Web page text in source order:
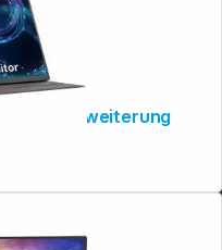
16" QHD-Bildschirmerweiterung